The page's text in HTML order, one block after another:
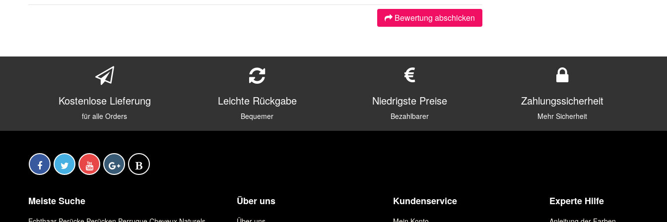
Bewertung abschicken
Kostenlose Lieferung
für alle Orders
Leichte Rückgabe
Bequemer
Niedrigste Preise
Bezahlbarer
Zahlungssicherheit
Mehr Sicherheit
Meiste Suche Über uns Kundenservice Experte Hilfe